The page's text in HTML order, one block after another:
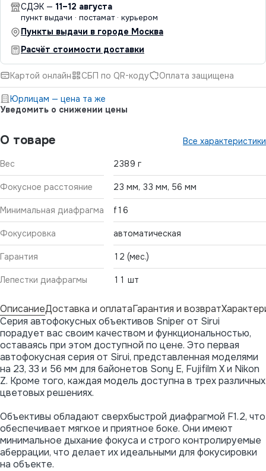
О товаре Все характеристики
Вес 2389 г
Фокусное расстояние 23 мм, 33 мм, 56 мм
Минимальная диафрагма f16
Фокусировка автоматическая
Гарантия 12 (мес.)
Лепестки диафрагмы 11 шт
СДЭК — 11–12 августа
пункт выдачи · постамат · курьером
Пункты выдачи в городе Москва
Расчёт стоимости доставки
Картой онлайн СБП по QR-коду Оплата защищена
Юрлицам — цена та же
Уведомить о снижении цены
ОписаниеДоставка и оплатаГарантия и возврат
Серия автофокусных объективов Sniper от Sirui
порадует вас своим качеством и функциональностью,
оставаясь при этом доступной по цене. Это первая
автофокусная серия от Sirui, представленная моделями
на 23, 33 и 56 мм для байонетов Sony E, Fujifilm X и Nikon
Z. Кроме того, каждая модель доступна в трех различных
цветовых решениях.
Объективы обладают сверхбыстрой диафрагмой F1.2, что
обеспечивает мягкое и приятное боке. Они имеют
минимальное дыхание фокуса и строго контролируемые
аберрации, что делает их идеальными для фокусировки
на объекте.